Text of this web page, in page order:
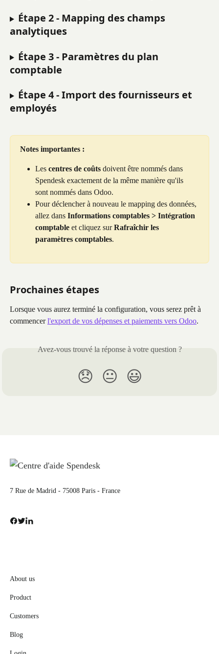
Étape 2 - Mapping des champs
analytiques
Étape 3 - Paramètres du plan
comptable
Étape 4 - Import des fournisseurs et
employés
Notes importantes :
Les centres de coûts doivent être nommés dans
Spendesk exactement de la même manière qu'ils
sont nommés dans Odoo.
Pour déclencher à nouveau le mapping des données,
allez dans Informations comptables > Intégration
comptable et cliquez sur Rafraîchir les
paramètres comptables.
Prochaines étapes
Lorsque vous aurez terminé la configuration, vous serez prêt à
commencer l'export de vos dépenses et paiements vers Odoo.
Avez-vous trouvé la réponse à votre question ?
😞 😐 😃
7 Rue de Madrid - 75008 Paris - France
About us
Product
Customers
Blog